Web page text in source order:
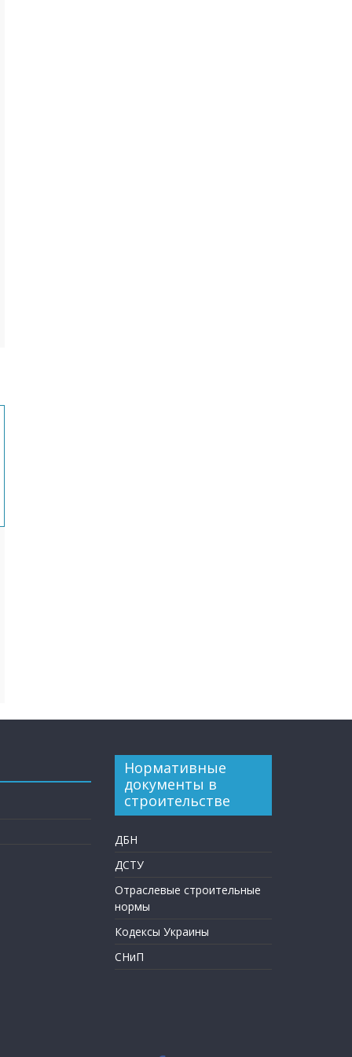
Нормативные
документы в
строительстве
ДБН
ДСТУ
Отраслевые строительные
нормы
Кодексы Украины
СНиП